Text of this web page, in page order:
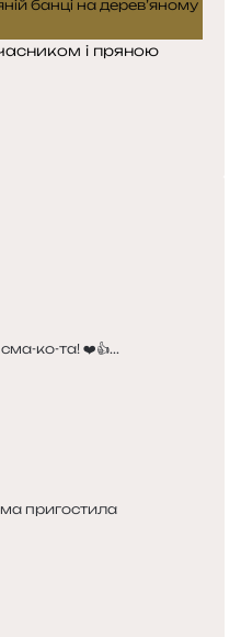
і пряною
ко-та! ❤️👍...
пригостила